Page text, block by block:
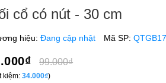
cổ có nút - 30 cm
hiệu: Đang cập nhật Mã SP:
99.000₫
kiệm: 34.000₫)